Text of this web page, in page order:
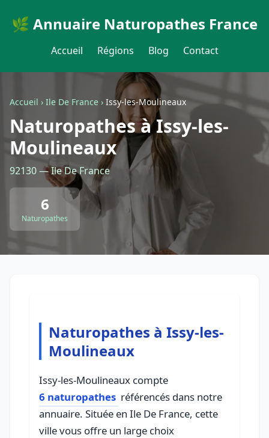
🌿 Annuaire Naturopathes France
Accueil Régions Blog Contact
Accueil › Ile De France › Issy-les-Moulineaux
Naturopathes à Issy-les-
Moulineaux
92130 — Ile De France
6
Naturopathes
Naturopathes à Issy-les-
Moulineaux
Issy-les-Moulineaux compte
6 naturopathes référencés dans notre
annuaire. Située en Ile De France, cette
ville vous offre un large choix